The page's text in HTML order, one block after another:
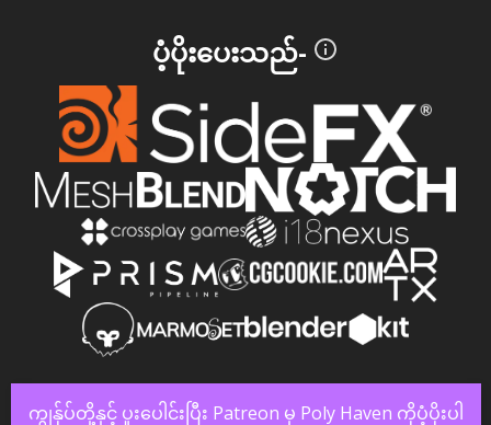
ပံ့ပိုးပေးသည်-
ကျွန်ုပ်တို့နှင့် ပူးပေါင်းပြီး Patreon မှ Poly Haven ကိုပံ့ပိုးပါ